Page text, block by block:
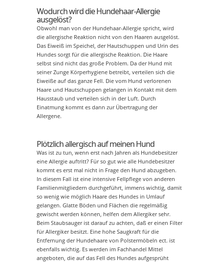
Wodurch wird die Hundehaar-Allergie
ausgelöst?
Obwohl man von der Hundehaar-Allergie spricht, wird
die allergische Reaktion nicht von den Haaren ausgelöst.
Das Eiweiß im Speichel, der Hautschuppen und Urin des
Hundes sorgt für die allergische Reaktion. Die Haare
selbst sind nicht das große Problem. Da der Hund mit
seiner Zunge Körperhygiene betreibt, verteilen sich die
Eiweiße auf das ganze Fell. Die vom Hund verlorenen
Haare und Hautschuppen gelangen in Kontakt mit dem
Hausstaub und verteilen sich in der Luft. Durch
Einatmung kommt es dann zur Übertragung der
Allergene.
Plötzlich allergisch auf meinen Hund
Was ist zu tun, wenn erst nach Jahren als Hundebesitzer
eine Allergie auftritt? Für so gut wie alle Hundebesitzer
kommt es erst mal nicht in Frage den Hund abzugeben.
In diesem Fall ist eine intensive Fellpflege von anderen
Familienmitgliedern durchgeführt, immens wichtig, damit
so wenig wie möglich Haare des Hundes in Umlauf
gelangen. Glatte Böden und Flächen die regelmäßig
gewischt werden können, helfen dem Allergiker sehr.
Beim Staubsauger ist darauf zu achten, daß er einen Filter
für Allergiker besitzt. Eine hohe Saugkraft für die
Entfernung der Hundehaare von Polstermöbeln ect. ist
ebenfalls wichtig. Es werden im Fachhandel Mittel
angeboten, die auf das Fell des Hundes aufgesprüht